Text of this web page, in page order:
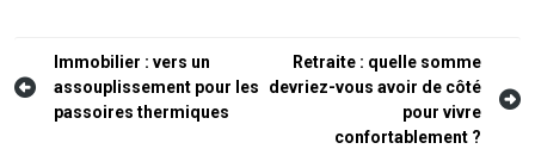
Navigation
de
Immobilier : vers un
assouplissement pour les
passoires thermiques
Retraite : quelle somme
devriez-vous avoir de côté
pour vivre
confortablement ?